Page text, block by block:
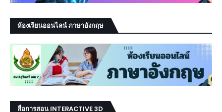
ห้องเรียนออนไลน์ ภาษาอังกฤษ
สื่อการสอน INTERACTIVE 3D